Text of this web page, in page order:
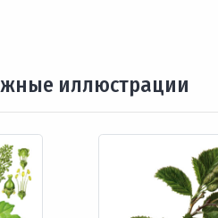
иллюстрации